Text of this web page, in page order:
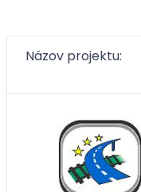
Názov projektu: